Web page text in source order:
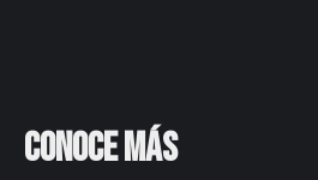
Conoce más